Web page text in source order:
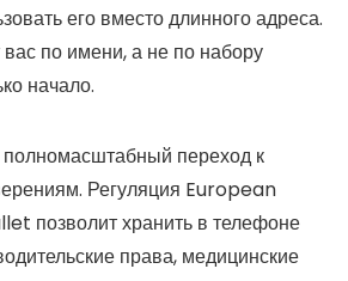
его вместо длинного адреса.
по имени, а не по набору
начало.
переход к
Регуляция European
позволит хранить в телефоне
права, медицинские